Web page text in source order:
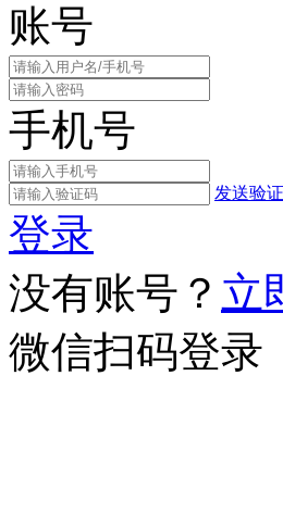
账号
手机号
发送验
登录
没有账号？ 立
微信扫码登录